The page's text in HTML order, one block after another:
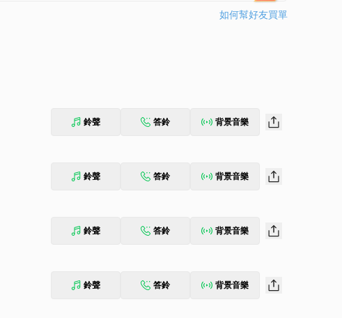
如何幫好友買單
鈴聲 答鈴 背景音樂
鈴聲 答鈴 背景音樂
鈴聲 答鈴 背景音樂
鈴聲 答鈴 背景音樂